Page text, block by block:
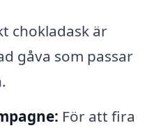
chokladask är
gåva som passar
För att fira